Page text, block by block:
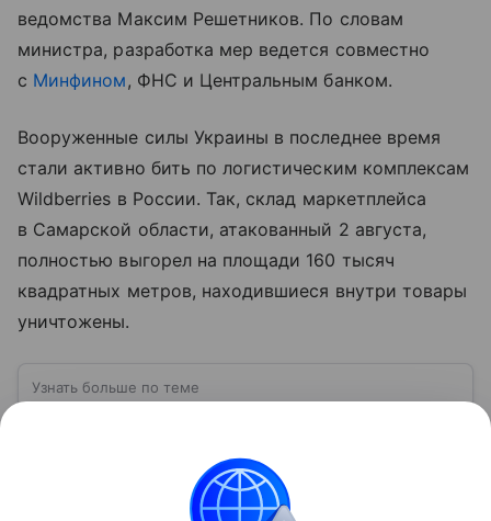
ведомства Максим Решетников. По словам
министра, разработка мер ведется совместно
с Минфином , ФНС и Центральным банком.
Вооруженные силы Украины в последнее время
стали активно бить по логистическим комплексам
Wildberries в России. Так, склад маркетплейса
в Самарской области, атакованный 2 августа,
полностью выгорел на площади 160 тысяч
квадратных метров, находившиеся внутри товары
уничтожены.
Узнать больше по теме
Крупнейший российский интернет-магазин
международного уровня начал работать в 2004
году. Создала его мама в декрете Татьяна